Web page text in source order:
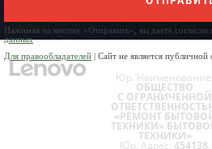
Нажимая на кнопку «Отправить», вы даете согласие
данных
Для правообладателей | Сайт не является публичной
Юр. Наименование:
ОБЩЕСТВО
С ОГРАНИЧЕННОЙ
«РЕМОНТ
ТЕХНИКИ»
ТЕХНИКИ»
Юр. Адрес: 454138,